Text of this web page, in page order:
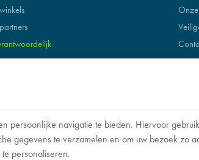
informatie & contact
Algemene Voorwaarden
| Verwerking van uw gegevens door Google
persoonlijke navigatie te bieden. Hiervoor
gegevens te verzamelen en om uw bezoek
personaliseren.